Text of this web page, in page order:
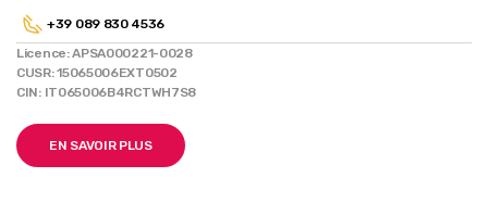
+39 089 830 4536
Licence: APSA000221-0028
CUSR: 15065006EXT0502
CIN: IT065006B4RCTWH7S8
EN SAVOIR PLUS